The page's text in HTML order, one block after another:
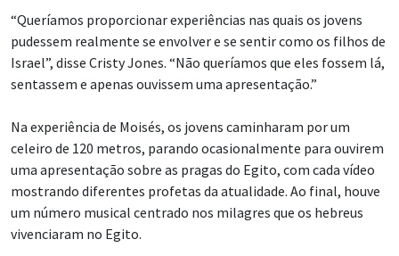
“Queríamos proporcionar experiências nas quais os jovens
pudessem realmente se envolver e se sentir como os filhos de
Israel”, disse Cristy Jones. “Não queríamos que eles fossem lá,
sentassem e apenas ouvissem uma apresentação.”
Na experiência de Moisés, os jovens caminharam por um
celeiro de 120 metros, parando ocasionalmente para ouvirem
uma apresentação sobre as pragas do Egito, com cada vídeo
mostrando diferentes profetas da atualidade. Ao final, houve
um número musical centrado nos milagres que os hebreus
vivenciaram no Egito.